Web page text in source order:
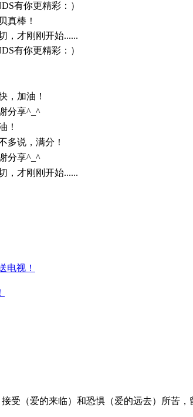
有你更精彩：）
真棒！
，才刚刚开始......
有你更精彩：）
，加油！
分享^_^
！
多说，满分！
分享^_^
，才刚刚开始......
电视！
受（爱的来临）和恐惧（爱的远去）所苦